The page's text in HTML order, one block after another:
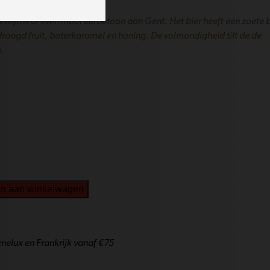
is al even mooi eerbetoon aan Gent. Het bier heeft een zoete
fruit, boterkaramel en honing. De volmondigheid tilt de de
aan winkelwagen
en Frankrijk vanaf €75